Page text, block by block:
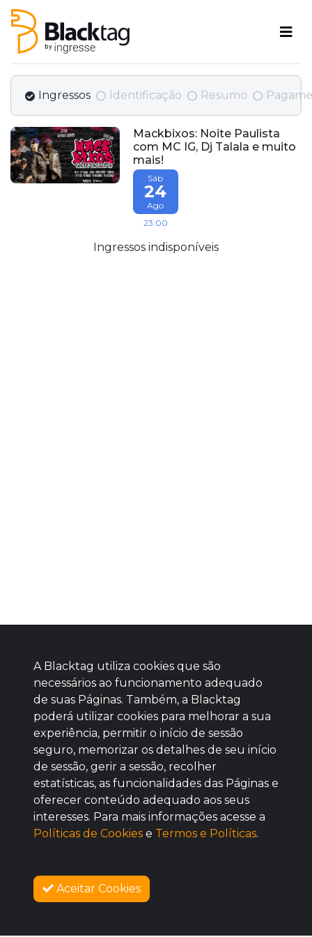
Ingressos Identificação Resumo
Mackbixos: Noite Paulista
com MC IG, Dj Talala e muito
mais!
Sáb
24
Ago
23:00
Ingressos indisponíveis
Baixe agora nosso app
SOBRE NÓS
A Blacktag utiliza cookies que são
necessários ao funcionamento adequado
de suas Páginas. Também, a Blacktag
poderá utilizar cookies para melhorar a sua
experiência, permitir o início de sessão
seguro, memorizar os detalhes de seu início
de sessão, gerir a sessão, recolher
estatísticas, as funcionalidades das Páginas e
oferecer conteúdo adequado aos seus
interesses. Para mais informações acesse a
Políticas de Cookies e Termos e Políticas.
Aceitar Cookies